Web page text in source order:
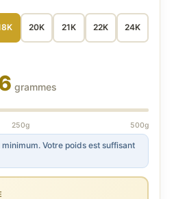
20K 21K 22K 24K
grammes
250g 500g
Votre poids est suffisant